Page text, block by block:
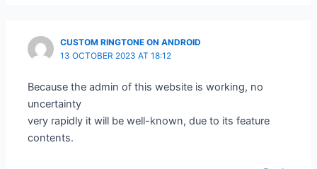
CUSTOM RINGTONE ON ANDROID
13 OCTOBER 2023 AT 18:12
Because the admin of this website is working, no
uncertainty
very rapidly it will be well-known, due to its feature
contents.